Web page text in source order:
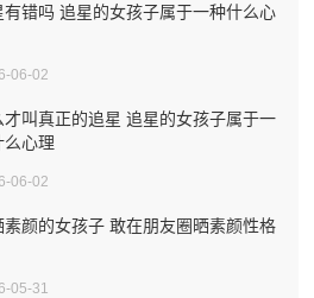
有错吗 追星的女孩子属于一种什么心
06-02
才叫真正的追星 追星的女孩子属于一
么心理
06-02
素颜的女孩子 敢在朋友圈晒素颜性格
05-31